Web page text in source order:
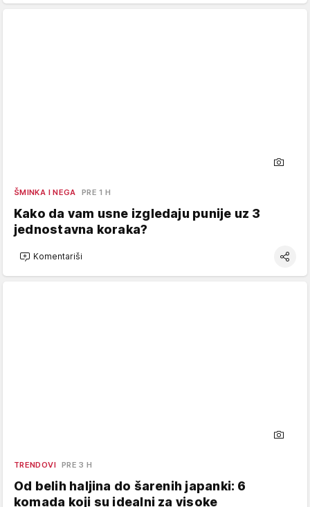
ŠMINKA I NEGA PRE 1 H
Kako da vam usne izgledaju punije uz 3
jednostavna koraka?
Komentariši
TRENDOVI PRE 3 H
Od belih haljina do šarenih japanki: 6
komada koji su idealni za visoke